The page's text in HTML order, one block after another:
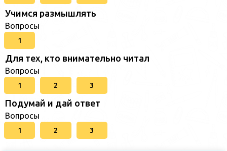
Учимся размышлять
Вопросы
1
Для тех, кто внимательно читал
Вопросы
1 2 3
Подумай и дай ответ
Вопросы
1 2 3